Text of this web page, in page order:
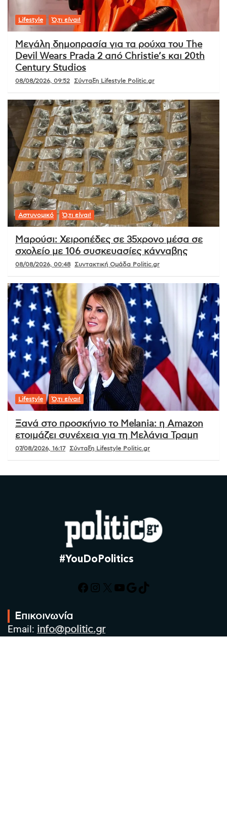
Lifestyle Ό,τι είναι!
Μεγάλη δημοπρασία για τα ρούχα του The
Devil Wears Prada 2 από Christie’s και 20th
Century Studios
08/08/2026, 09:52 Σύνταξη Lifestyle Politic.gr
Αστυνομικό Ό,τι είναι!
Μαρούσι: Χειροπέδες σε 35χρονο μέσα σε
σχολείο με 106 συσκευασίες κάνναβης
08/08/2026, 00:48 Συντακτική Ομάδα Politic.gr
Lifestyle Ό,τι είναι!
Ξανά στο προσκήνιο το Melania: η Amazon
ετοιμάζει συνέχεια για τη Μελάνια Τραμπ
07/08/2026, 16:17 Σύνταξη Lifestyle Politic.gr
#YouDoPolitics
Facebook
Instagram
X YouTube
Google
TikTok
Επικοινωνία
Email: info@politic.gr